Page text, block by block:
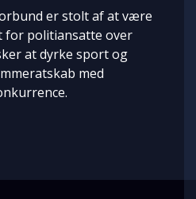
er stolt af at være
for politiansatte over
at dyrke sport og
med